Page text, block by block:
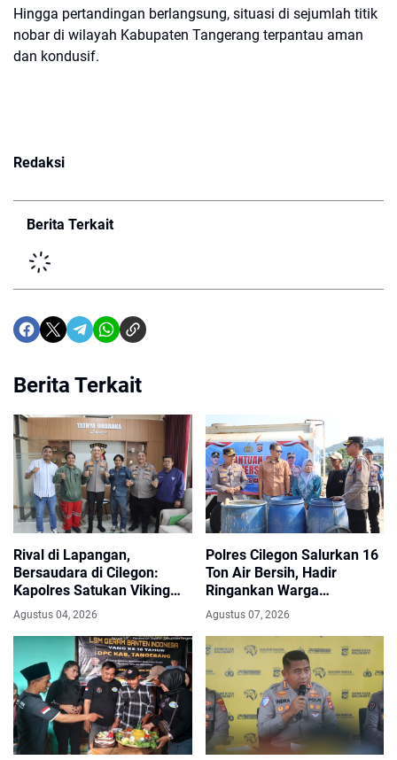
Hingga pertandingan berlangsung, situasi di sejumlah titik
nobar di wilayah Kabupaten Tangerang terpantau aman
dan kondusif.
Redaksi
Berita Terkait
Berita Terkait
Rival di Lapangan,
Bersaudara di Cilegon:
Kapolres Satukan Viking
dan Jak Mania Demi Nobar
Damai Piala Presiden 2026
Agustus 04, 2026
Polres Cilegon Salurkan 16
Ton Air Bersih, Hadir
Ringankan Warga
Pulomerak di Tengah
Kemarau
Agustus 07, 2026